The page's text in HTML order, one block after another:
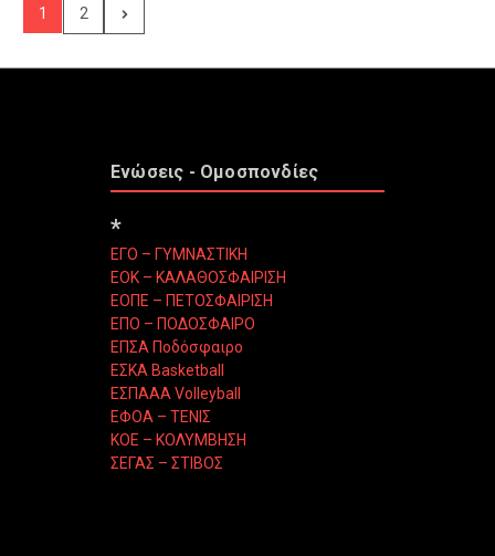
1 2
Ενώσεις - Ομοσπονδίες
*
ΕΓΟ – ΓΥΜΝΑΣΤΙΚΗ
ΕΟΚ – ΚΑΛΑΘΟΣΦΑΙΡΙΣΗ
ΕΟΠΕ – ΠΕΤΟΣΦΑΙΡΙΣΗ
ΕΠΟ – ΠΟΔΟΣΦΑΙΡΟ
ΕΠΣΑ Ποδόσφαιρο
ΕΣΚΑ Basketball
ΕΣΠΑΑΑ Volleyball
ΕΦΟΑ – ΤΕΝΙΣ
ΚΟΕ – ΚΟΛΥΜΒΗΣΗ
ΣΕΓΑΣ – ΣΤΙΒΟΣ